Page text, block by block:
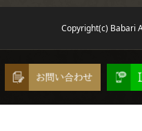
Copyright(c) Babari